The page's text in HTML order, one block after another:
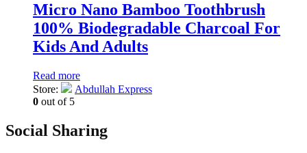
Micro Nano Bamboo Toothbrush
100% Biodegradable Charcoal For
Kids And Adults
Read more
Store:
Abdullah Express
0 out of 5
Social Sharing